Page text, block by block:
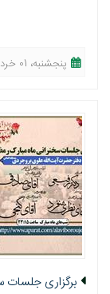
پنجشنبه، 01 خرداد 1399 - 11:06
برگزاری